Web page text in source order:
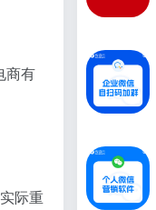
商有
际重